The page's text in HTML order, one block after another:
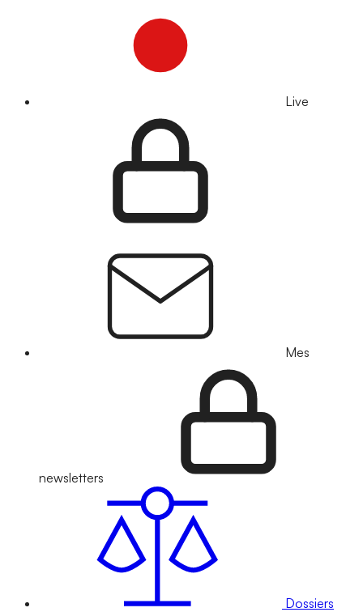
Live
Mes
newsletters
Dossiers